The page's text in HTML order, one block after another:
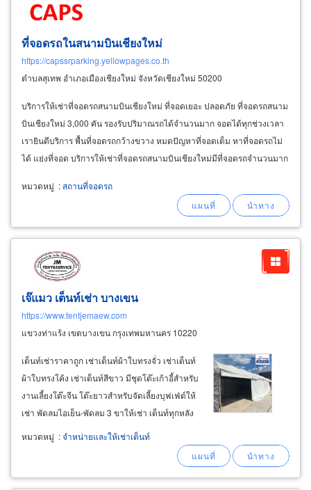
ที่จอดรถในสนามบินเชียงใหม่
https://capssrparking.yellowpages.co.th
ตำบลสุเทพ อำเภอเมืองเชียงใหม่ จังหวัดเชียงใหม่ 50200
บริการให้เช่าที่จอดรถสนามบินเชียงใหม่ ที่จอดเยอะ ปลอดภัย ที่จอดรถสนาม
บินเชียงใหม่ 3,000 คัน รองรับปริมาณรถได้จำนวนมาก จอดได้ทุกช่วงเวลา
เรายินดีบริการ พื้นที่จอดรถกว้างขวาง หมดปัญหาที่จอดเต็ม หาที่จอดรถไม่
ได้ แย่งที่จอด บริการให้เช่าที่จอดรถสนามบินเชียงใหม่มีที่จอดรถจำนวนมาก
หมวดหมู่ :สถานที่จอดรถ
เจ๊แมว เต็นท์เช่า บางเขน
https://www.tentjemaew.com
แขวงท่าแร้ง เขตบางเขน กรุงเทพมหานคร 10220
เต็นท์เช่าราคาถูก เช่าเต็นท์ผ้าใบทรงจั่ว เช่าเต็นท์
ผ้าใบทรงโค้ง เช่าเต็นท์สีขาว มีชุดโต๊ะเก้าอี้สำหรับ
งานเลี้ยงโต๊ะจีน โต๊ะยาวสำหรับจัดเลี้ยงบุฟเฟ่ต์ให้
เช่า พัดลมไอเย็น-พัดลม 3 ขาให้เช่า เต็นท์ทุกหลัง
ผ่านการพ่นน้ำยาฆ่าเชื้อโรค ทุกครั้งที่ใช้งาน มั่นใน
ในเรื่องความสะอาดปลอดภัยแน่นอน เช่าเต็นท์พิธี
หมวดหมู่ :จำหน่ายและให้เช่าเต็นท์